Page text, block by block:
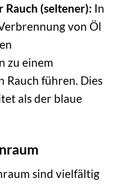
(seltener): In
von Öl
zu einem
Rauch führen. Dies
als der blaue
sind vielfältig